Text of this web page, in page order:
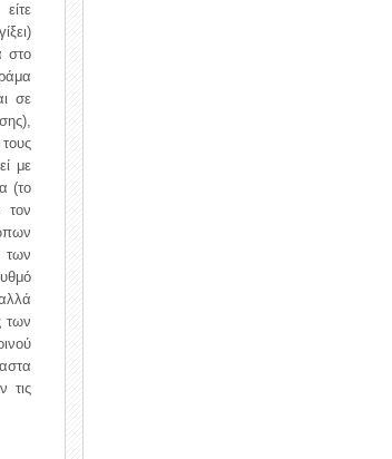
στο
σε
με
(το
τον
των
των
τις